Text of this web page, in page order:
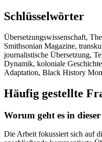
Schlüsselwörter
Übersetzungswissenschaft,
Smithsonian Magazine,
journalistische Übersetzung,
Dynamik, koloniale
Adaptation, Black History
Häufig gestellte
Worum geht es in
Die Arbeit fokussiert sich auf